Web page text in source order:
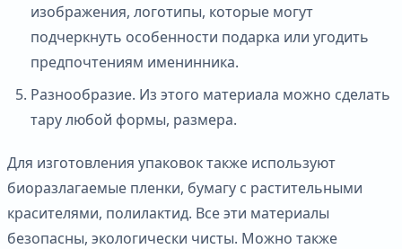
изображения, логотипы, которые могут
подчеркнуть особенности подарка или угодить
предпочтениям именинника.
Разнообразие. Из этого материала можно сделать
тару любой формы, размера.
Для изготовления упаковок также используют
биоразлагаемые пленки, бумагу с растительными
красителями, полилактид. Все эти материалы
безопасны, экологически чисты. Можно также